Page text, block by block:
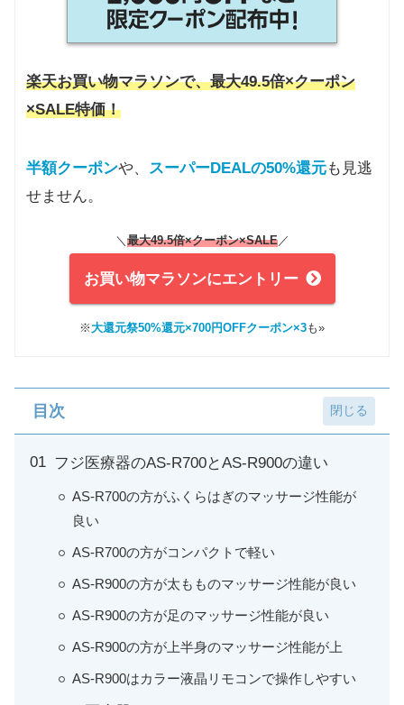
楽天お買い物マラソンで、最大49.5倍×クーポン
×SALE特価！
半額クーポンや、 スーパーDEALの50%還元も見逃
せません。
＼ 最大49.5倍×クーポン×SALE／
お買い物マラソンにエントリー
※大還元祭50%還元×700円OFFクーポン×3も»
目次
フジ医療器のAS-R700とAS-R900の違い
AS-R700の方がふくらはぎのマッサージ性能が
良い
AS-R700の方がコンパクトで軽い
AS-R900の方が太もものマッサージ性能が良い
AS-R900の方が足のマッサージ性能が良い
AS-R900の方が上半身のマッサージ性能が上
AS-R900はカラー液晶リモコンで操作しやすい